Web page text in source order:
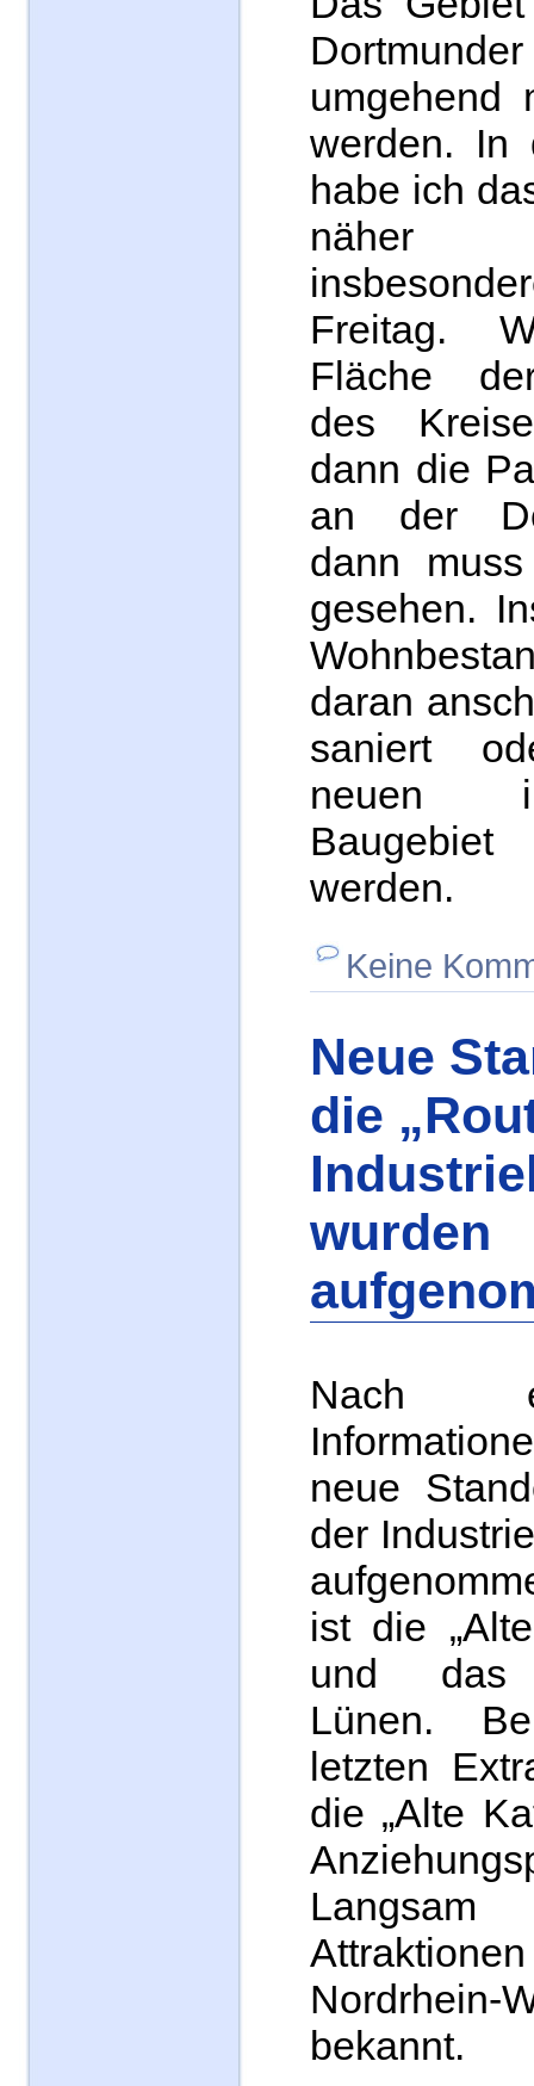
umgehend
werden. In
habe ich
näher
Freitag.
Fläche
des
dann die
an der
dann
gesehen.
daran
saniert
neuen
werden.
Keine
Neue
die
wurden
Nach
neue
der
ist die
und das
Lünen.
letzten
die „Alte
Nordrhein-
bekannt.